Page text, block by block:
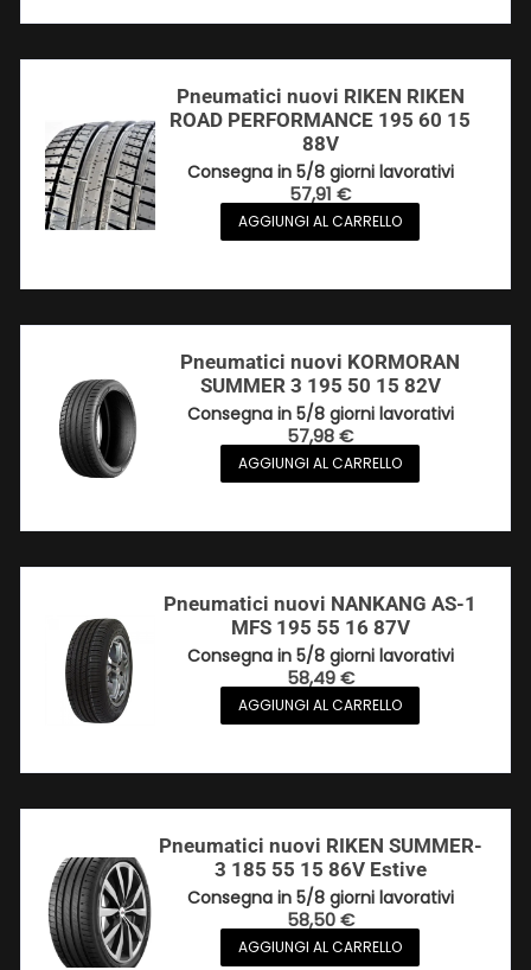
Pneumatici nuovi RIKEN RIKEN
ROAD PERFORMANCE 195 60 15
88V
Consegna in 5/8 giorni lavorativi
57,91€
AGGIUNGI AL CARRELLO
Pneumatici nuovi KORMORAN
SUMMER 3 195 50 15 82V
Consegna in 5/8 giorni lavorativi
57,98€
AGGIUNGI AL CARRELLO
Pneumatici nuovi NANKANG AS-1
MFS 195 55 16 87V
Consegna in 5/8 giorni lavorativi
58,49€
AGGIUNGI AL CARRELLO
Pneumatici nuovi RIKEN SUMMER-
3 185 55 15 86V Estive
Consegna in 5/8 giorni lavorativi
58,50€
AGGIUNGI AL CARRELLO